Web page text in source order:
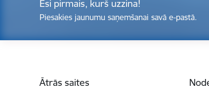
Esi pirmais, kurš uzzina!
Piesakies jaunumu saņemšanai savā e-pastā.
Ātrās saites